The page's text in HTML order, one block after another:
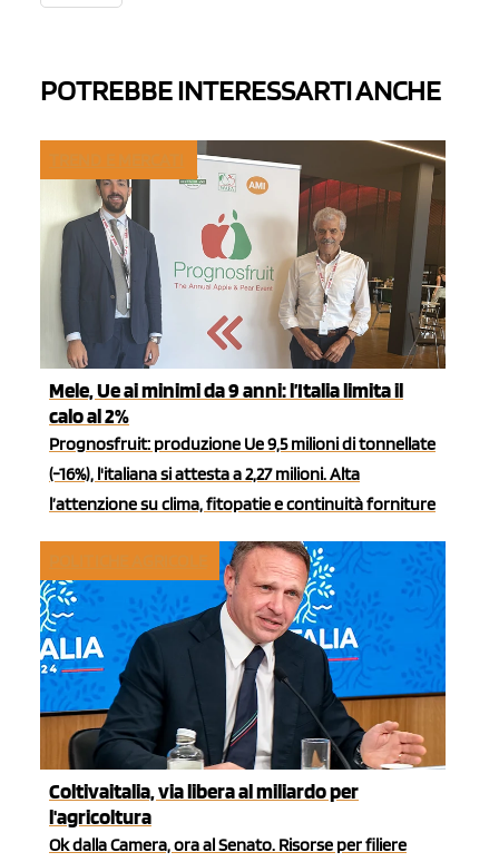
POTREBBE INTERESSARTI ANCHE
Mele, Ue ai minimi da 9 anni: l’Italia limita il
calo al 2%
Prognosfruit: produzione Ue 9,5 milioni di tonnellate
(-16%), l'italiana si attesta a 2,27 milioni. Alta
l’attenzione su clima, fitopatie e continuità forniture
Coltivaitalia, via libera al miliardo per
l'agricoltura
Ok dalla Camera, ora al Senato. Risorse per filiere